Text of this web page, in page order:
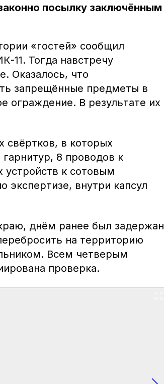
посылку заключённым
«гостей» сообщил
11. Тогда навстречу
Оказалось, что
запрещённые предметы в
ограждение. В результате их
свёртков, в которых
8 проводов к
устройств к сотовым
экспертизе, внутри капсул
днём ранее был задержан
на территорию
Всем четверым
проверка.